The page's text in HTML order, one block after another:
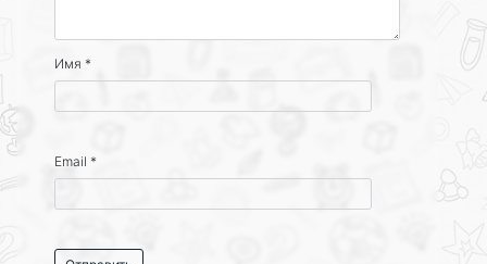
Имя *
Email *